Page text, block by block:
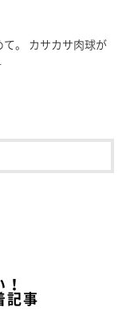
て。 カサカサ肉球が
記事